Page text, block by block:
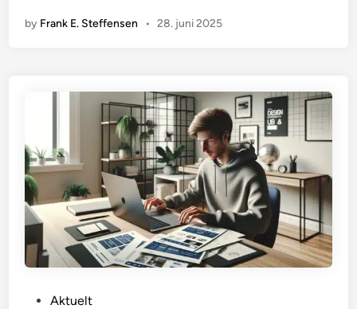
by Frank E. Steffensen • 28. juni 2025
Aktuelt